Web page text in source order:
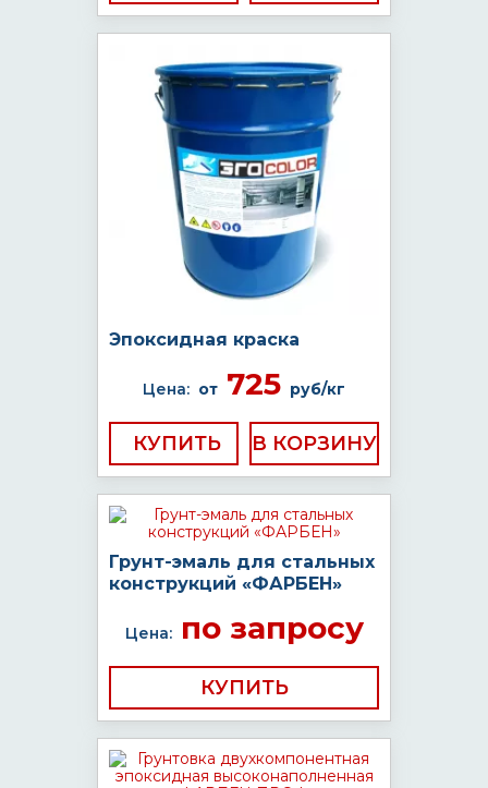
Эпоксидная краска
Цена: от 725 руб/кг
КУПИТЬ
Грунт-эмаль для стальных
конструкций «ФАРБЕН»
Цена:по запросу
КУПИТЬ